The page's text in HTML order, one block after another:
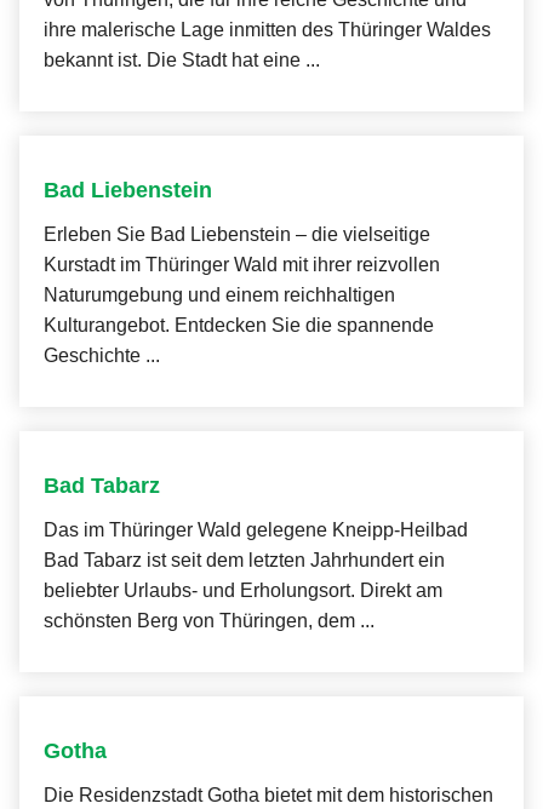
ihre malerische Lage inmitten des Thüringer Waldes
bekannt ist. Die Stadt hat eine ...
Bad Liebenstein
Erleben Sie Bad Liebenstein – die vielseitige
Kurstadt im Thüringer Wald mit ihrer reizvollen
Naturumgebung und einem reichhaltigen
Kulturangebot. Entdecken Sie die spannende
Geschichte ...
Bad Tabarz
Das im Thüringer Wald gelegene Kneipp-Heilbad
Bad Tabarz ist seit dem letzten Jahrhundert ein
beliebter Urlaubs- und Erholungsort. Direkt am
schönsten Berg von Thüringen, dem ...
Gotha
Die Residenzstadt Gotha bietet mit dem historischen